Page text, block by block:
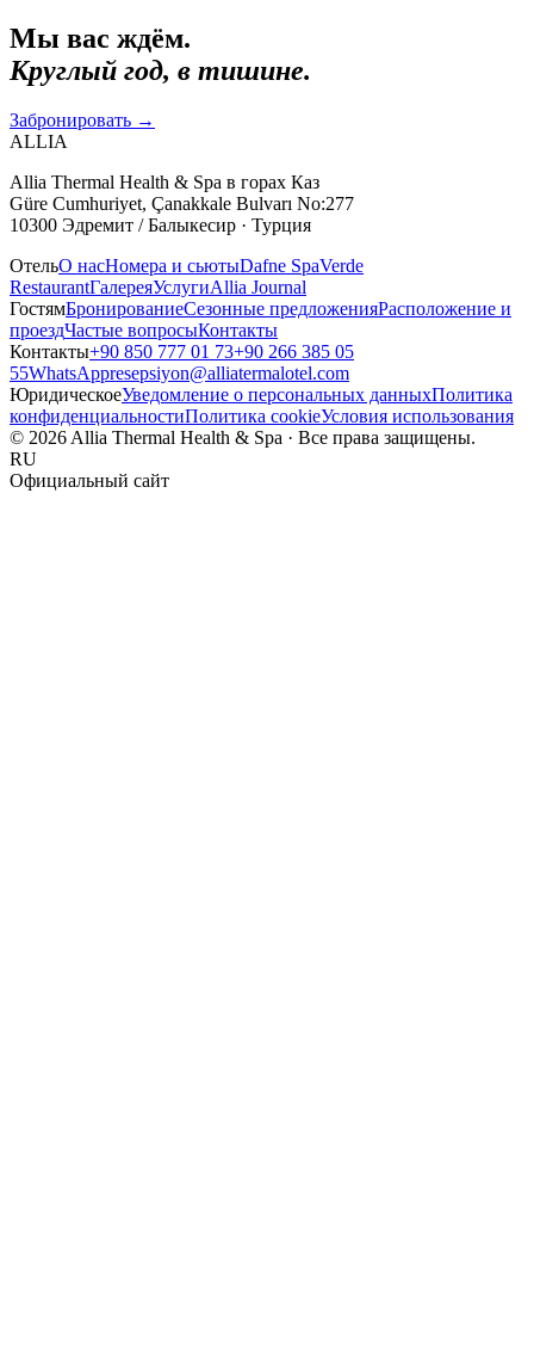
Мы вас ждём.
Круглый год, в тишине.
Забронировать →
ALLIA
Allia Thermal Health & Spa в горах Каз
Güre Cumhuriyet, Çanakkale Bulvarı No:277
10300 Эдремит / Балыкесир · Турция
ОтельО насНомера и сьютыDafne SpaVerde
RestaurantГалереяУслугиAllia Journal
ГостямБронированиеСезонные предложенияРасположение и
проездЧастые вопросыКонтакты
Контакты+90 850 777 01 73+90 266 385 05
55WhatsAppresepsiyon@alliatermalotel.com
ЮридическоеУведомление о персональных данныхПолитика
конфиденциальностиПолитика cookieУсловия использования
© 2026 Allia Thermal Health & Spa · Все права защищены.
RU
Официальный сайт